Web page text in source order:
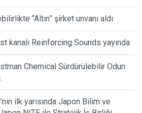
“Altın” şirket unvanı aldı
kanalı Reinforcing Sounds yayında
Chemical Sürdürülebilir Odun
ilk yarısında Japon Bilim ve